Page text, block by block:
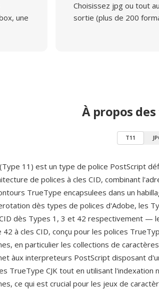
une
Choisissez jpg ou tout
sortie (plus de 200
À propos
T11
11) est un type de police PostScript
de polices à cles CID, combinant
TrueType encapsulees dans un
dès types de polices d'Adobe, les
dès Types 1, 3 et 42 respectivement —
42 à cles CID, conçu pour les polices
en particulier les collections de
àux interpreteurs PostScript disposant
TrueType CJK tout en utilisant l'indexation
ce qui est crucial pour les jeux de